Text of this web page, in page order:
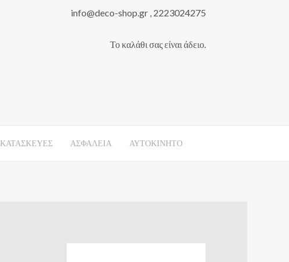
info@deco-shop.gr , 2223024275
Το καλάθι σας είναι άδειο.
ΚΑΤΑΣΚΕΥΕΣ ΑΣΦΑΛΕΙΑ ΑΥΤΟΚΙΝΗΤΟ